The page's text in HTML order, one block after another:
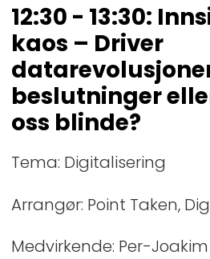
12:30 - 13:30:
kaos – Driver
beslutninger
oss blinde?
Tema: Digitalisering
Arrangør: Point Taken,
Medvirkende: Per-